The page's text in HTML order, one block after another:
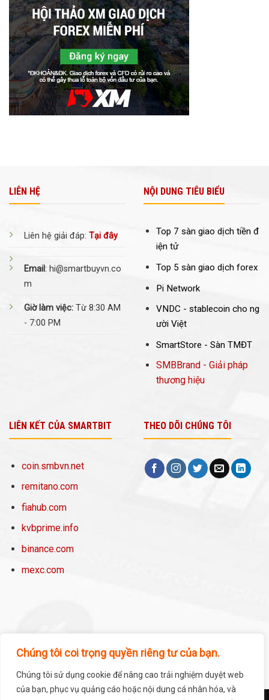
Chúng tôi coi trọng quyền riêng tư của bạn.
Chúng tôi sử dụng cookie để nâng cao trải nghiệm duyệt web
của bạn, phục vụ quảng cáo hoặc nội dung cá nhân hóa, và
LIÊN HỆ
Liên hệ giải đáp: Tại đây
Email: hi@smartbuyvn.co
m
Giờ làm việc: Từ 8:30 AM
- 7:00 PM
NỘI DUNG TIÊU BIỂU
Top 7 sàn giao dịch tiền đ
iện tử
Top 5 sàn giao dịch forex
Pi Network
VNDC - stablecoin cho ng
ười Việt
SmartStore - Sàn TMĐT
SMBBrand - Giải pháp
thương hiệu
LIÊN KẾT CỦA SMARTBIT
coin.smbvn.net
remitano.com
fiahub.com
kvbprime.info
binance.com
mexc.com
THEO DÕI CHÚNG TÔI